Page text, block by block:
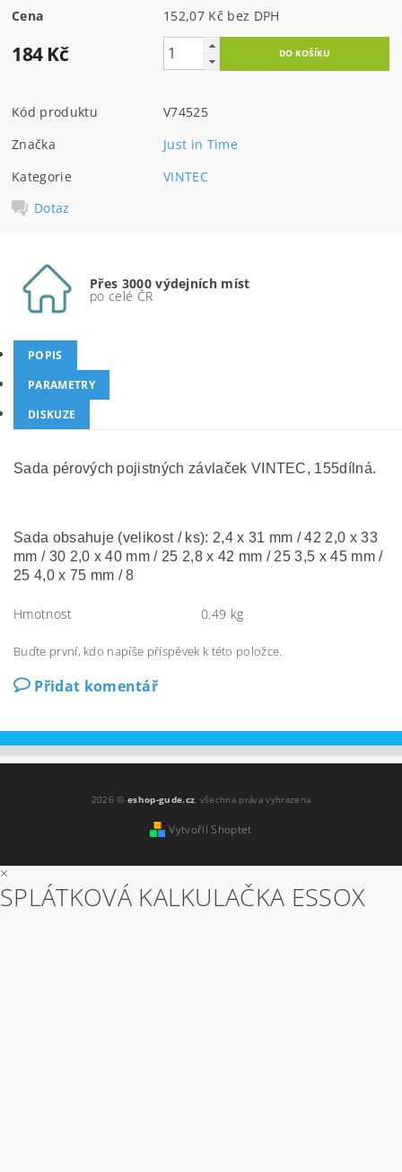
Cena 152,07 Kč bez DPH
184 Kč
Kód produktu
V74525
Značka
Just in Time
Kategorie
VINTEC
Dotaz
Přes 3000 výdejních míst
po celé ČR
POPIS
PARAMETRY
DISKUZE
Sada pérových pojistných závlaček VINTEC, 155dílná.
Sada obsahuje (velikost / ks): 2,4 x 31 mm / 42 2,0 x 33
mm / 30 2,0 x 40 mm / 25 2,8 x 42 mm / 25 3,5 x 45 mm /
25 4,0 x 75 mm / 8
Hmotnost 0.49 kg
Buďte první, kdo napíše příspěvek k této položce.
Přidat komentář
2026 ©eshop-gude.cz, všechna práva vyhrazena
Vytvořil Shoptet
×
SPLÁTKOVÁ KALKULAČKA ESSOX